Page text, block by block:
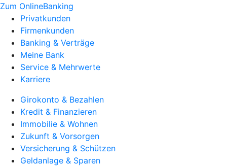
Zum OnlineBanking
Privatkunden
Firmenkunden
Banking & Verträge
Meine Bank
Service & Mehrwerte
Karriere
Girokonto & Bezahlen
Kredit & Finanzieren
Immobilie & Wohnen
Zukunft & Vorsorgen
Versicherung & Schützen
Geldanlage & Sparen